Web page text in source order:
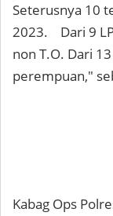
Seterusnya 10
2023. Dari 9 LP
non T.O. Dari
perempuan,"
Kabag Ops